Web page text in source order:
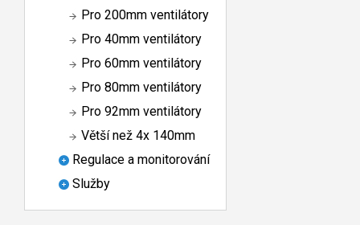
Pro 200mm ventilátory
Pro 40mm ventilátory
Pro 60mm ventilátory
Pro 80mm ventilátory
Pro 92mm ventilátory
Větší než 4x 140mm
Regulace a monitorování
Služby